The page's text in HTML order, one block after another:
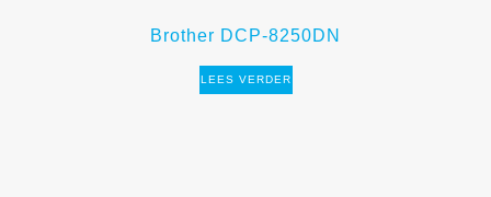
Brother DCP-8250DN
LEES VERDER